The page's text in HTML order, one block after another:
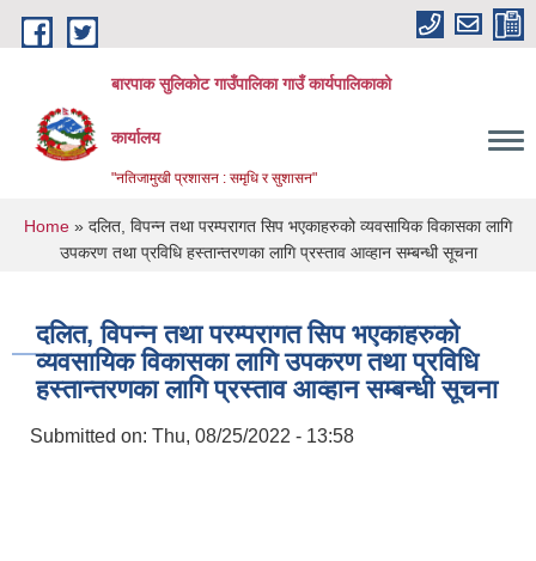
Skip to main content
बारपाक सुलिकोट गाउँपालिका गाउँ कार्यपालिकाको
कार्यालय
"नतिजामुखी प्रशासन : समृधि र सुशासन"
You are here
Home » दलित, विपन्न तथा परम्परागत सिप भएकाहरुको व्यवसायिक विकासका लागि
उपकरण तथा प्रविधि हस्तान्तरणका लागि प्रस्ताव आव्हान सम्बन्धी सूचना
दलित, विपन्न तथा परम्परागत सिप भएकाहरुको
व्यवसायिक विकासका लागि उपकरण तथा प्रविधि
हस्तान्तरणका लागि प्रस्ताव आव्हान सम्बन्धी सूचना
Submitted on: Thu, 08/25/2022 - 13:58